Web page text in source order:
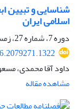
شناسایی و تبیین
اسلامی ایران
دوره 7، شماره 27، زمستان 1404، صفحه
داود آقا محمدی،
مشاهده مقاله